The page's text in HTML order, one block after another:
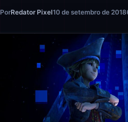
PorRedator Pixel10 de setembro de 2018